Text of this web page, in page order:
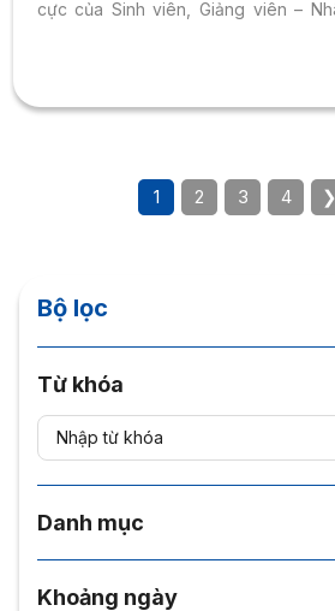
cực của Sinh viên, Giảng viên –
gắm hy vọng và yêu thương. Hoạt
tỏa những giá trị sống tích cực,
lượng nhân văn và đầy ý nghĩa....
1 2 3 4 ❯
Bộ lọc
Từ khóa
Danh mục
Khoảng ngày